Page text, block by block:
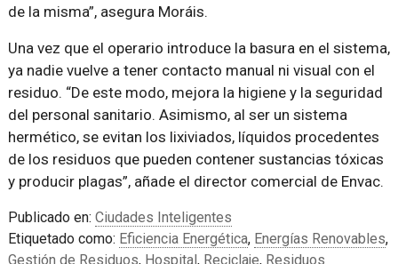
de la misma”, asegura Moráis.
Una vez que el operario introduce la basura en el sistema,
ya nadie vuelve a tener contacto manual ni visual con el
residuo. “De este modo, mejora la higiene y la seguridad
del personal sanitario. Asimismo, al ser un sistema
hermético, se evitan los lixiviados, líquidos procedentes
de los residuos que pueden contener sustancias tóxicas
y producir plagas”, añade el director comercial de Envac.
Publicado en: Ciudades Inteligentes
Etiquetado como: Eficiencia Energética, Energías Renovables,
Gestión de Residuos, Hospital , Reciclaje, Residuos